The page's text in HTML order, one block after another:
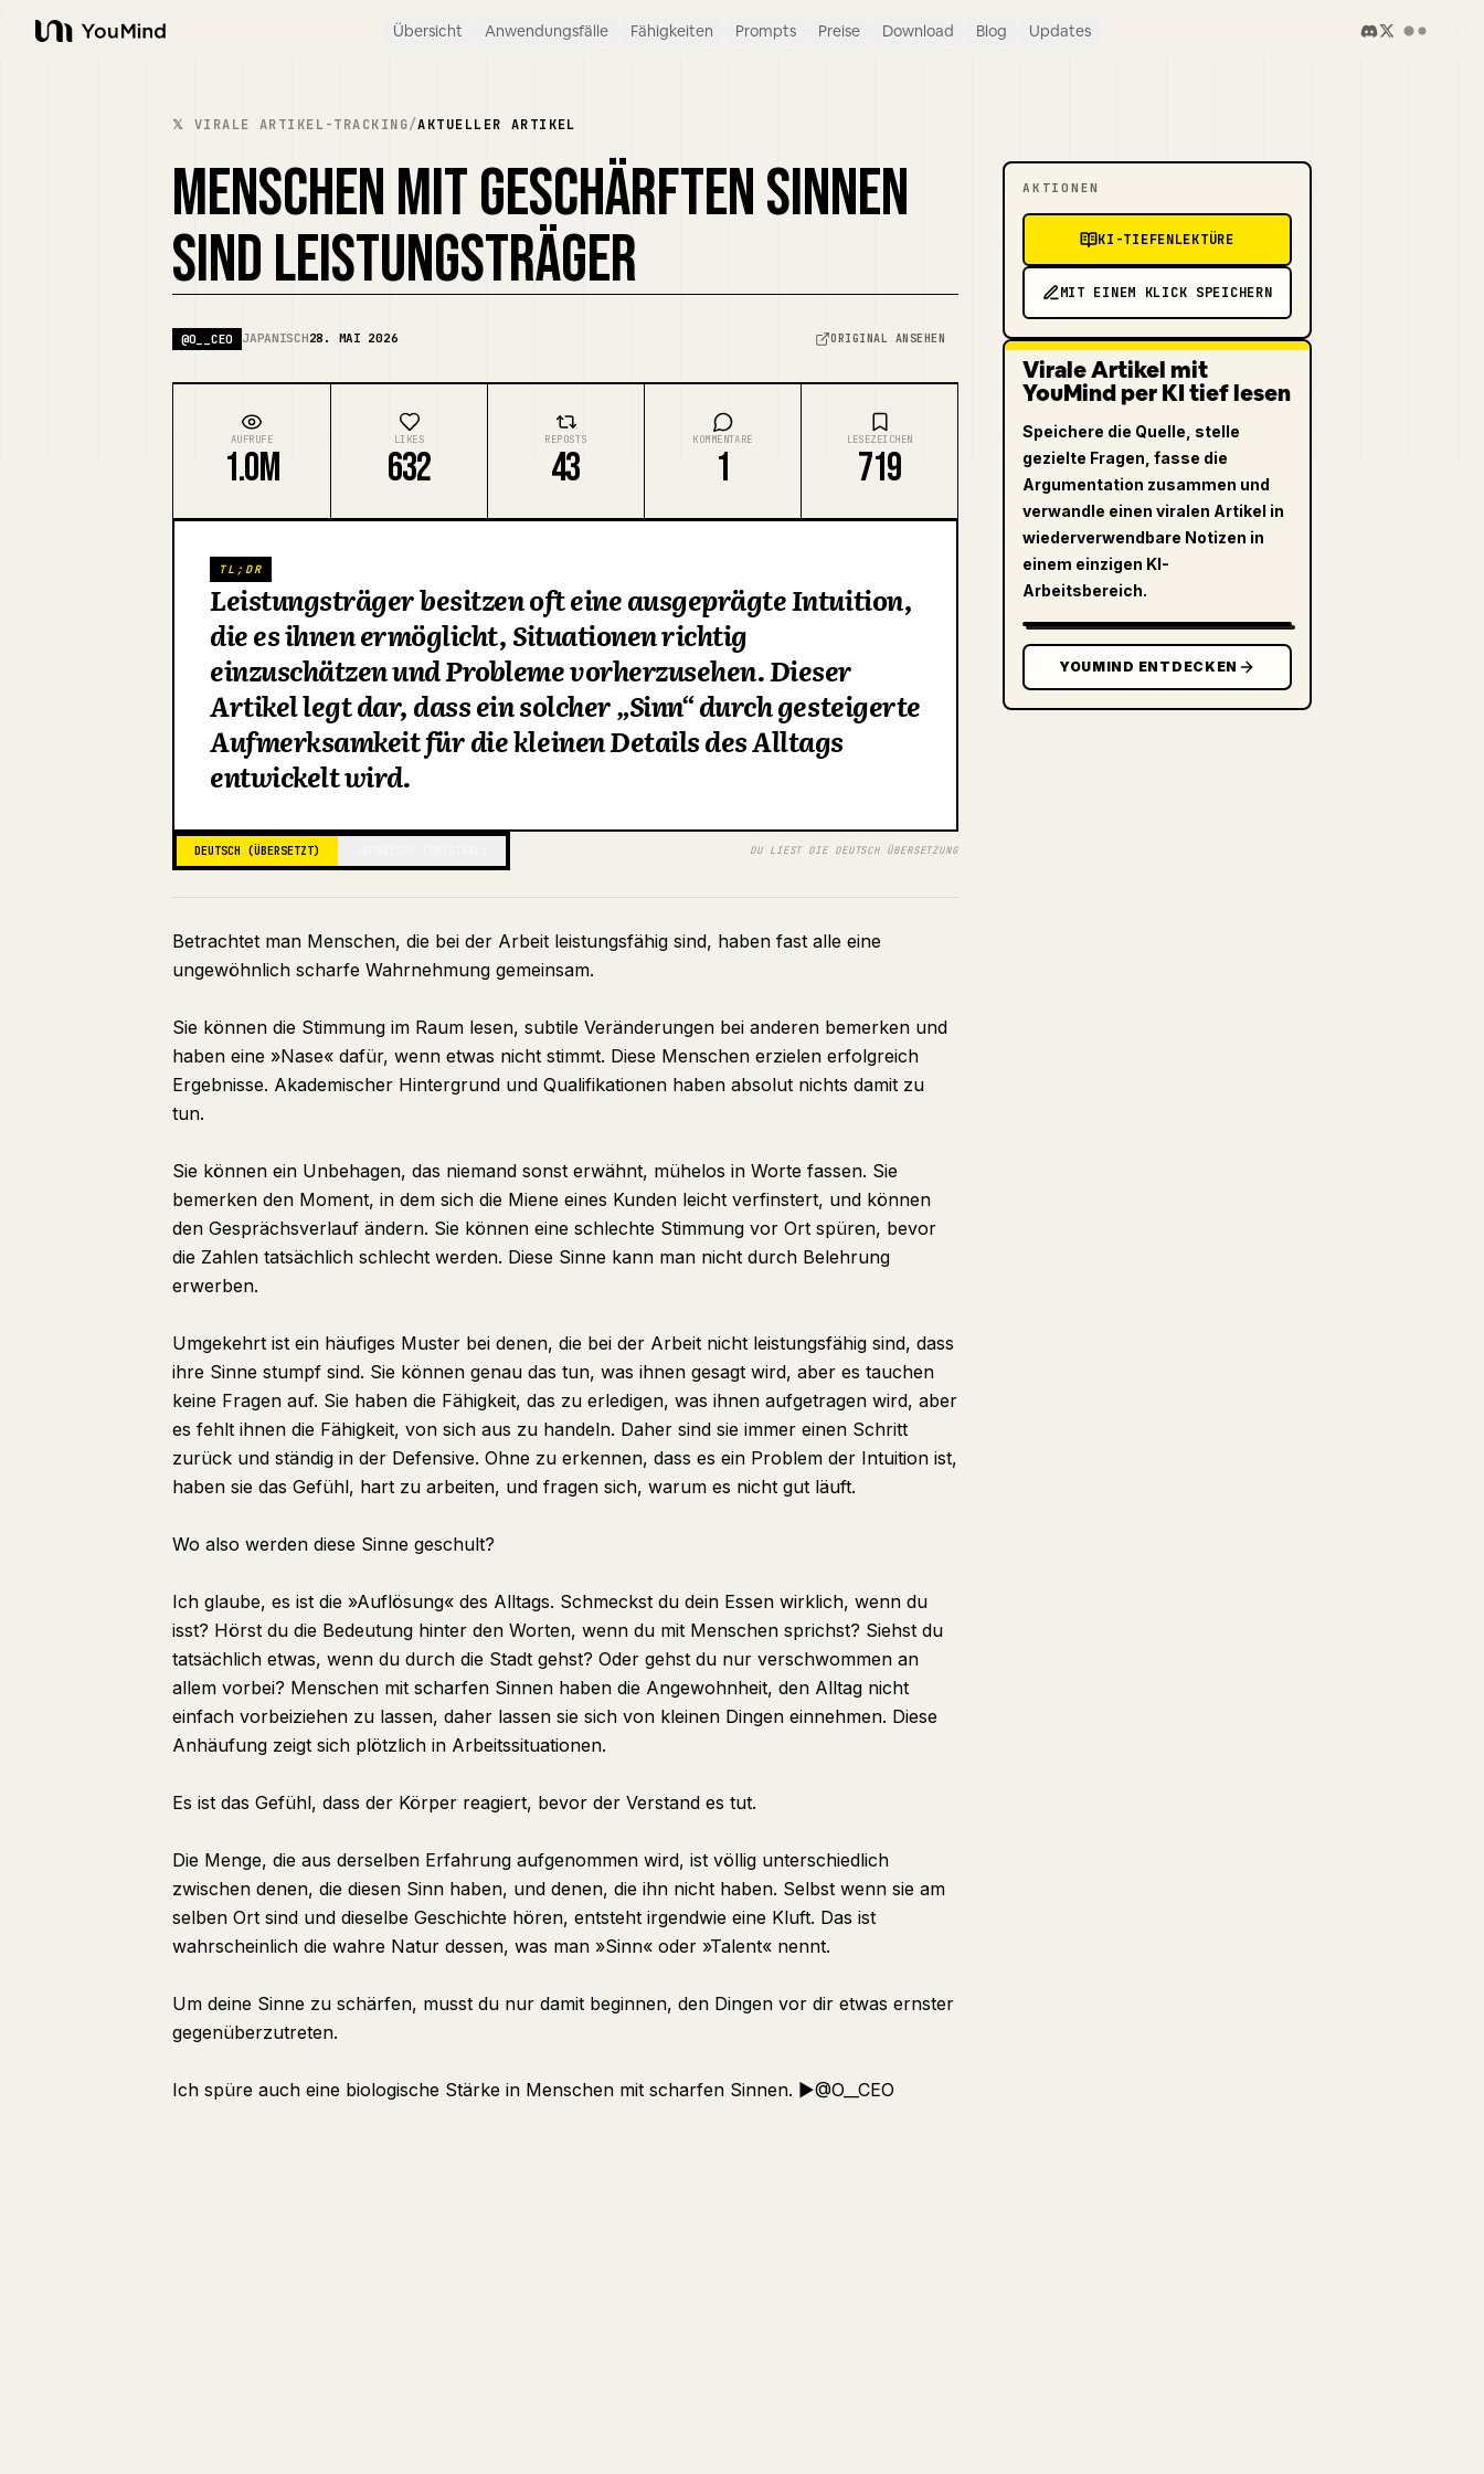
YouMind
Übersicht Anwendungsfälle Fähigkeiten Prompts Preise Download Blog Updates
𝕏 VIRALE ARTIKEL-TRACKING/AKTUELLER ARTIKEL
MENSCHEN MIT GESCHÄRFTEN SINNEN
SIND LEISTUNGSTRÄGER
@O__CEO JAPANISCH28. MAI 2026 ORIGINAL ANSEHEN
AUFRUFE
1.0M
LIKES
632
REPOSTS
43
KOMMENTARE
1
LESEZEICHEN
719
TL;DR
Leistungsträger besitzen oft eine ausgeprägte Intuition,
die es ihnen ermöglicht, Situationen richtig
einzuschätzen und Probleme vorherzusehen. Dieser
Artikel legt dar, dass ein solcher „Sinn“ durch gesteigerte
Aufmerksamkeit für die kleinen Details des Alltags
entwickelt wird.
DEUTSCH (ÜBERSETZT) DU LIEST DIE DEUTSCH ÜBERSETZUNG
Betrachtet man Menschen, die bei der Arbeit leistungsfähig sind, haben fast alle eine
ungewöhnlich scharfe Wahrnehmung gemeinsam.
Sie können die Stimmung im Raum lesen, subtile Veränderungen bei anderen bemerken und
haben eine »Nase« dafür, wenn etwas nicht stimmt. Diese Menschen erzielen erfolgreich
Ergebnisse. Akademischer Hintergrund und Qualifikationen haben absolut nichts damit zu
tun.
Sie können ein Unbehagen, das niemand sonst erwähnt, mühelos in Worte fassen. Sie
bemerken den Moment, in dem sich die Miene eines Kunden leicht verfinstert, und können
den Gesprächsverlauf ändern. Sie können eine schlechte Stimmung vor Ort spüren, bevor
die Zahlen tatsächlich schlecht werden. Diese Sinne kann man nicht durch Belehrung
erwerben.
Umgekehrt ist ein häufiges Muster bei denen, die bei der Arbeit nicht leistungsfähig sind, dass
ihre Sinne stumpf sind. Sie können genau das tun, was ihnen gesagt wird, aber es tauchen
keine Fragen auf. Sie haben die Fähigkeit, das zu erledigen, was ihnen aufgetragen wird, aber
es fehlt ihnen die Fähigkeit, von sich aus zu handeln. Daher sind sie immer einen Schritt
zurück und ständig in der Defensive. Ohne zu erkennen, dass es ein Problem der Intuition ist,
haben sie das Gefühl, hart zu arbeiten, und fragen sich, warum es nicht gut läuft.
Wo also werden diese Sinne geschult?
Ich glaube, es ist die »Auflösung« des Alltags. Schmeckst du dein Essen wirklich, wenn du
isst? Hörst du die Bedeutung hinter den Worten, wenn du mit Menschen sprichst? Siehst du
tatsächlich etwas, wenn du durch die Stadt gehst? Oder gehst du nur verschwommen an
allem vorbei? Menschen mit scharfen Sinnen haben die Angewohnheit, den Alltag nicht
einfach vorbeiziehen zu lassen, daher lassen sie sich von kleinen Dingen einnehmen. Diese
Anhäufung zeigt sich plötzlich in Arbeitssituationen.
Es ist das Gefühl, dass der Körper reagiert, bevor der Verstand es tut.
Die Menge, die aus derselben Erfahrung aufgenommen wird, ist völlig unterschiedlich
zwischen denen, die diesen Sinn haben, und denen, die ihn nicht haben. Selbst wenn sie am
selben Ort sind und dieselbe Geschichte hören, entsteht irgendwie eine Kluft. Das ist
wahrscheinlich die wahre Natur dessen, was man »Sinn« oder »Talent« nennt.
Um deine Sinne zu schärfen, musst du nur damit beginnen, den Dingen vor dir etwas ernster
gegenüberzutreten.
Ich spüre auch eine biologische Stärke in Menschen mit scharfen Sinnen. ▶︎@O__CEO
AKTIONEN
KI-TIEFENLEKTÜRE
MIT EINEM KLICK SPEICHERN
Virale Artikel mit
YouMind per KI tief lesen
Speichere die Quelle, stelle
gezielte Fragen, fasse die
Argumentation zusammen und
verwandle einen viralen Artikel in
wiederverwendbare Notizen in
einem einzigen KI-
Arbeitsbereich.
YOUMIND ENTDECKEN